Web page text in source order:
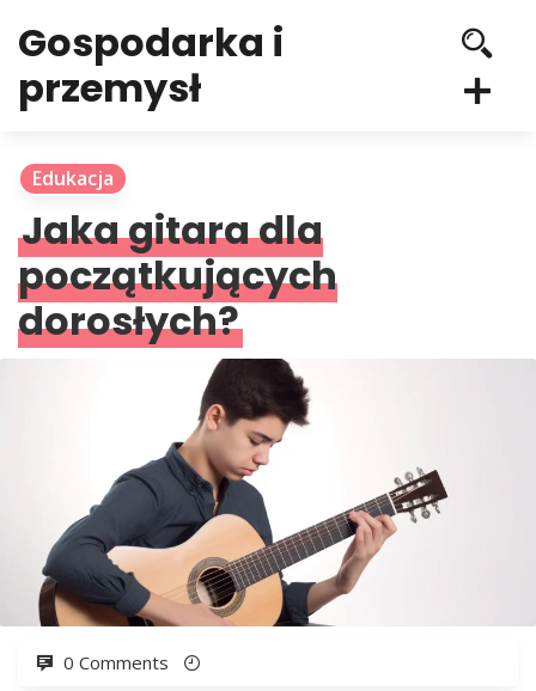
Gospodarka i
przemysł
Edukacja
Jaka gitara dla
początkujących
dorosłych?
0 Comments